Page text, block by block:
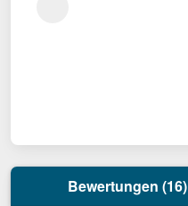
Bewertungen (16)